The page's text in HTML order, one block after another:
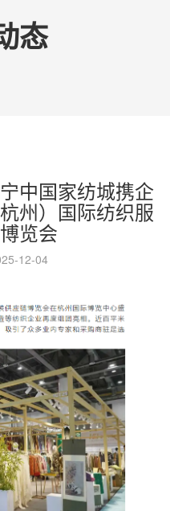
态
中国家纺城携企
州）国际纺织服
览会
12-04